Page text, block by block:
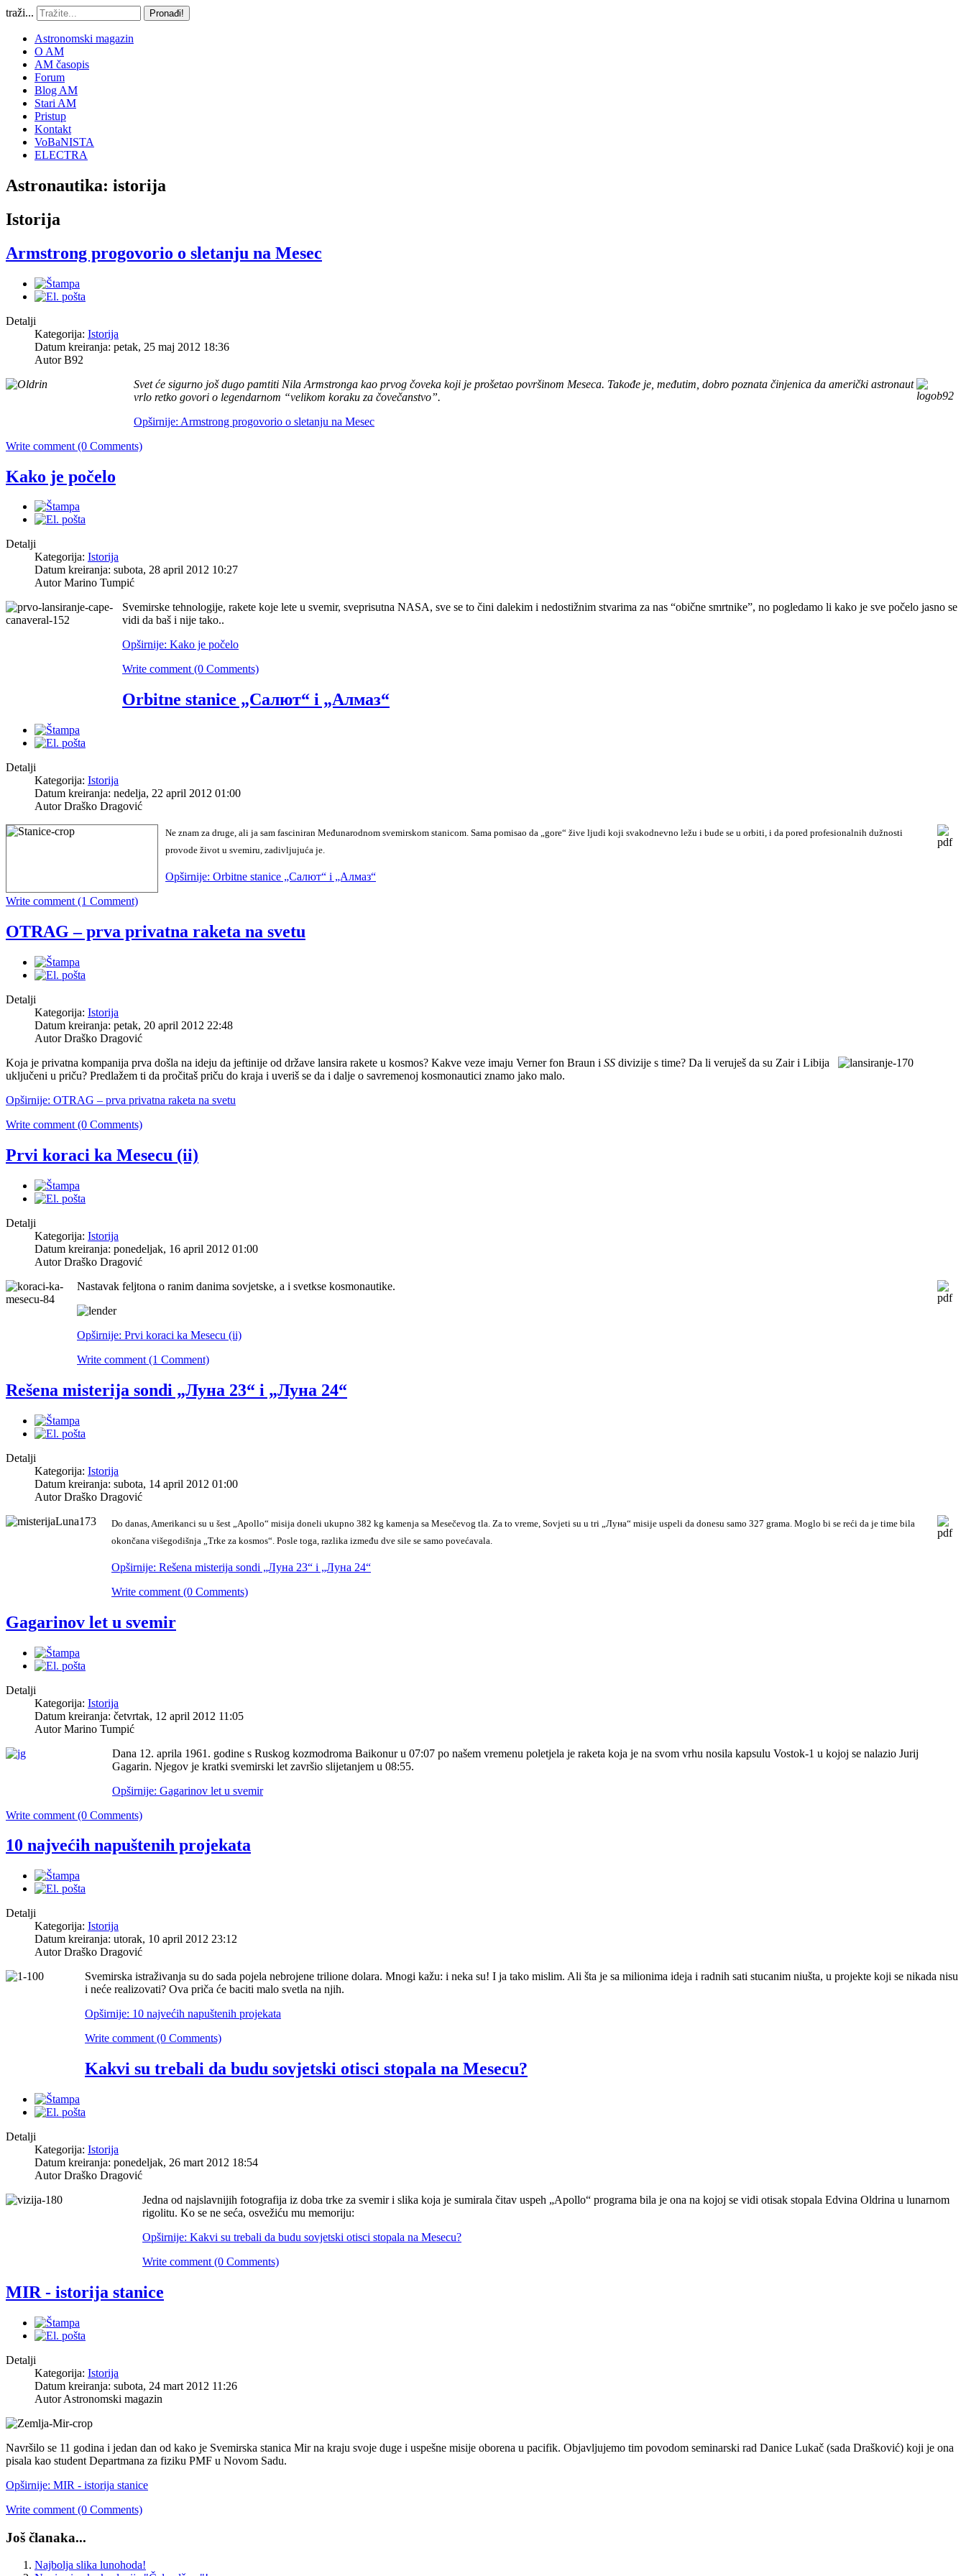
traži... Pronađi!
Astronomski magazin
O AM
AM časopis
Forum
Blog AM
Stari AM
Pristup
Kontakt
VoBaNISTA
ELECTRA
Astronautika: istorija
Istorija
Armstrong progovorio o sletanju na Mesec
Detalji
Kategorija: Istorija
Datum kreiranja: petak, 25 maj 2012 18:36
Autor B92
Svet će sigurno još dugo pamtiti Nila Armstronga kao prvog čoveka koji je prošetao površinom Meseca. Takođe je, međutim, dobro poznata činjenica da američki astronaut
vrlo retko govori o legendarnom “velikom koraku za čovečanstvo”.
Opširnije: Armstrong progovorio o sletanju na Mesec
Write comment (0 Comments)
Kako je počelo
Detalji
Kategorija: Istorija
Datum kreiranja: subota, 28 april 2012 10:27
Autor Marino Tumpić
Svemirske tehnologije, rakete koje lete u svemir, sveprisutna NASA, sve se to čini dalekim i nedostižnim stvarima za nas “obične smrtnike”, no pogledamo li kako je sve počelo jasno se
vidi da baš i nije tako..
Opširnije: Kako je počelo
Write comment (0 Comments)
Orbitne stanice „Салют“ i „Алмаз“
Detalji
Kategorija: Istorija
Datum kreiranja: nedelja, 22 april 2012 01:00
Autor Draško Dragović
Ne znam za druge, ali ja sam fasciniran Međunarodnom svemirskom stanicom. Sama pomisao da „gore“ žive ljudi koji svakodnevno ležu i bude se u orbiti, i da pored profesionalnih dužnosti
provode život u svemiru, zadivljujuća je.
Opširnije: Orbitne stanice „Салют“ i „Алмаз“
Write comment (1 Comment)
OTRAG – prva privatna raketa na svetu
Detalji
Kategorija: Istorija
Datum kreiranja: petak, 20 april 2012 22:48
Autor Draško Dragović
Koja je privatna kompanija prva došla na ideju da jeftinije od države lansira rakete u kosmos? Kakve veze imaju Verner fon Braun i SS divizije s time? Da li veruješ da su Zair i Libija
uključeni u priču? Predlažem ti da pročitaš priču do kraja i uveriš se da i dalje o savremenoj kosmonautici znamo jako malo.
Opširnije: OTRAG – prva privatna raketa na svetu
Write comment (0 Comments)
Prvi koraci ka Mesecu (ii)
Detalji
Kategorija: Istorija
Datum kreiranja: ponedeljak, 16 april 2012 01:00
Autor Draško Dragović
Nastavak feljtona o ranim danima sovjetske, a i svetkse kosmonautike.
Opširnije: Prvi koraci ka Mesecu (ii)
Write comment (1 Comment)
Rešena misterija sondi „Луна 23“ i „Луна 24“
Detalji
Kategorija: Istorija
Datum kreiranja: subota, 14 april 2012 01:00
Autor Draško Dragović
Do danas, Amerikanci su u šest „Apollo“ misija doneli ukupno 382 kg kamenja sa Mesečevog tla. Za to vreme, Sovjeti su u tri „Луна“ misije uspeli da donesu samo 327 grama. Moglo bi se reći da je time bila
okončana višegodišnja „Trke za kosmos“. Posle toga, razlika između dve sile se samo povećavala.
Opširnije: Rešena misterija sondi „Луна 23“ i „Луна 24“
Write comment (0 Comments)
Gagarinov let u svemir
Detalji
Kategorija: Istorija
Datum kreiranja: četvrtak, 12 april 2012 11:05
Autor Marino Tumpić
Dana 12. aprila 1961. godine s Ruskog kozmodroma Baikonur u 07:07 po našem vremenu poletjela je raketa koja je na svom vrhu nosila kapsulu Vostok-1 u kojoj se nalazio Jurij
Gagarin. Njegov je kratki svemirski let završio slijetanjem u 08:55.
Opširnije: Gagarinov let u svemir
Write comment (0 Comments)
10 najvećih napuštenih projekata
Detalji
Kategorija: Istorija
Datum kreiranja: utorak, 10 april 2012 23:12
Autor Draško Dragović
Svemirska istraživanja su do sada pojela nebrojene trilione dolara. Mnogi kažu: i neka su! I ja tako mislim. Ali šta je sa milionima ideja i radnih sati stucanim niušta, u projekte koji se nikada nisu
i neće realizovati? Ova priča će baciti malo svetla na njih.
Opširnije: 10 najvećih napuštenih projekata
Write comment (0 Comments)
Kakvi su trebali da budu sovjetski otisci stopala na Mesecu?
Detalji
Kategorija: Istorija
Datum kreiranja: ponedeljak, 26 mart 2012 18:54
Autor Draško Dragović
Jedna od najslavnijih fotografija iz doba trke za svemir i slika koja je sumirala čitav uspeh „Apollo“ programa bila je ona na kojoj se vidi otisak stopala Edvina Oldrina u lunarnom
rigolitu. Ko se ne seća, osvežiću mu memoriju:
Opširnije: Kakvi su trebali da budu sovjetski otisci stopala na Mesecu?
Write comment (0 Comments)
MIR - istorija stanice
Detalji
Kategorija: Istorija
Datum kreiranja: subota, 24 mart 2012 11:26
Autor Astronomski magazin
Navršilo se 11 godina i jedan dan od kako je Svemirska stanica Mir na kraju svoje duge i uspešne misije oborena u pacifik. Objavljujemo tim povodom seminarski rad Danice Lukač (sada Drašković) koji je ona
pisala kao student Departmana za fiziku PMF u Novom Sadu.
Opširnije: MIR - istorija stanice
Write comment (0 Comments)
Još članaka...
Najbolja slika lunohoda!